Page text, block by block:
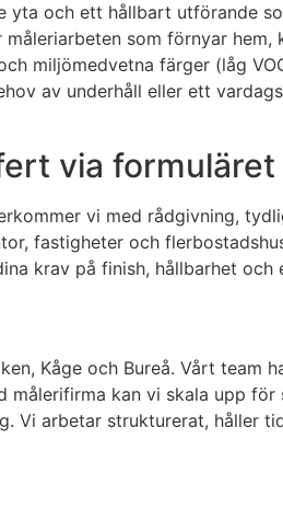
och ett hållbart utförande
som förnyar
miljömedvetna färger (låg
av underhåll eller ett
via formuläret
vi med rådgivning,
fastigheter och
krav på finish, hållbarhet och
Kåge och Bureå. Vårt team
målerifirma kan vi skala upp
arbetar strukturerat, håller